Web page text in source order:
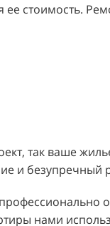
стоимость.
так ваше
и безупречный
нами